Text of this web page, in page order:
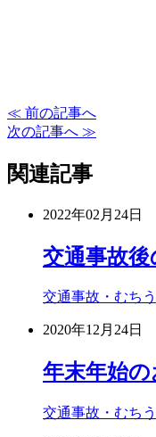
≪ 前の記事へ
次の記事へ ≫
関連記事
2022年02月24日
交通事故後
交通事故・むち
2020年12月24日
年末年始
交通事故・むち